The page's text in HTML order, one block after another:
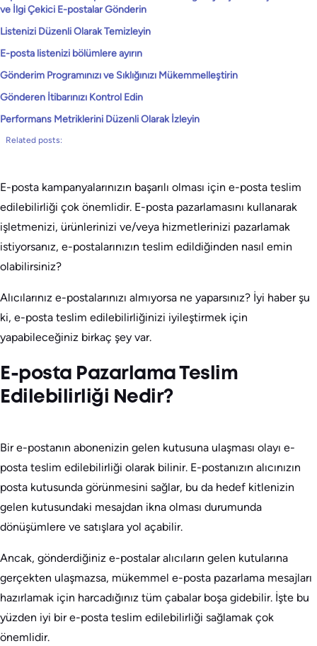
ve İlgi Çekici E-postalar Gönderin
Listenizi Düzenli Olarak Temizleyin
E-posta listenizi bölümlere ayırın
Gönderim Programınızı ve Sıklığınızı Mükemmelleştirin
Gönderen İtibarınızı Kontrol Edin
Performans Metriklerini Düzenli Olarak İzleyin
Related posts:
E-posta kampanyalarınızın başarılı olması için e-posta teslim
edilebilirliği çok önemlidir. E-posta pazarlamasını kullanarak
işletmenizi, ürünlerinizi ve/veya hizmetlerinizi pazarlamak
istiyorsanız, e-postalarınızın teslim edildiğinden nasıl emin
olabilirsiniz?
Alıcılarınız e-postalarınızı almıyorsa ne yaparsınız? İyi haber şu
ki, e-posta teslim edilebilirliğinizi iyileştirmek için
yapabileceğiniz birkaç şey var.
E-posta Pazarlama Teslim
Edilebilirliği Nedir?
Bir e-postanın abonenizin gelen kutusuna ulaşması olayı e-
posta teslim edilebilirliği olarak bilinir. E-postanızın alıcınızın
posta kutusunda görünmesini sağlar, bu da hedef kitlenizin
gelen kutusundaki mesajdan ikna olması durumunda
dönüşümlere ve satışlara yol açabilir.
Ancak, gönderdiğiniz e-postalar alıcıların gelen kutularına
gerçekten ulaşmazsa, mükemmel e-posta pazarlama mesajları
hazırlamak için harcadığınız tüm çabalar boşa gidebilir. İşte bu
yüzden iyi bir e-posta teslim edilebilirliği sağlamak çok
önemlidir.